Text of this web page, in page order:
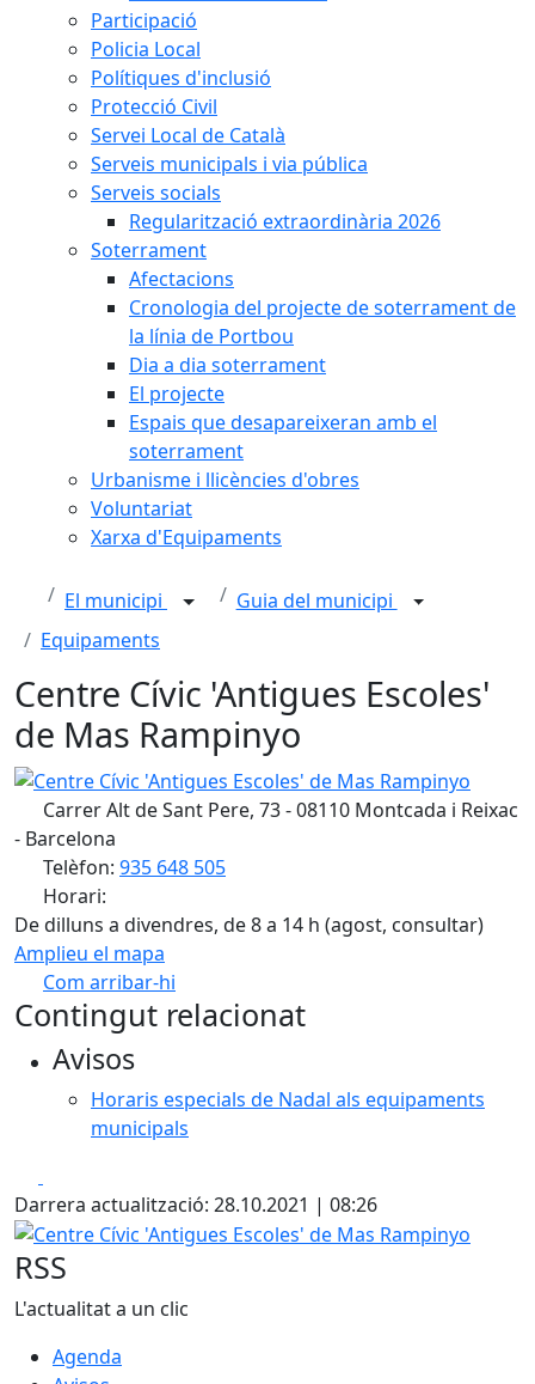
Participació
Policia Local
Polítiques d'inclusió
Protecció Civil
Servei Local de Català
Serveis municipals i via pública
Serveis socials
Regularització extraordinària 2026
Soterrament
Afectacions
Cronologia del projecte de soterrament de
la línia de Portbou
Dia a dia soterrament
El projecte
Espais que desapareixeran amb el
soterrament
Urbanisme i llicències d'obres
Voluntariat
Xarxa d'Equipaments
El municipi
Guia del municipi
Equipaments
Centre Cívic 'Antigues Escoles'
de Mas Rampinyo
Centre Cívic 'Antigues Escoles' de Mas Rampinyo
Carrer Alt de Sant Pere, 73 - 08110 Montcada i Reixac
- Barcelona
Telèfon: 935 648 505
Horari:
De dilluns a divendres, de 8 a 14 h (agost, consultar)
Amplieu el mapa
Com arribar-hi
+
−
Contingut relacionat
Avisos
Horaris especials de Nadal als equipaments
municipals
Darrera actualització: 28.10.2021 | 08:26
Centre Cívic 'Antigues Escoles' de Mas Rampinyo
RSS
L'actualitat a un clic
Agenda